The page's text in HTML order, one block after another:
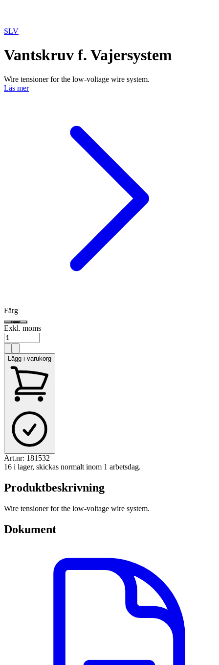
SLV
Vantskruv f. Vajersystem
Wire tensioner for the low-voltage wire system.
Läs mer
Färg
Exkl. moms
Lägg i varukorg
Art.nr: 181532
16 i lager, skickas normalt inom 1 arbetsdag.
Produktbeskrivning
Wire tensioner for the low-voltage wire system.
Dokument